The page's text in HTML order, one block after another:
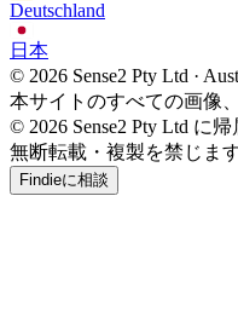
Deutschland
日本
© 2026 Sense2 Pty Ltd ·
本サイトのすべての画像
© 2026 Sense2 Pty Ltd に
無断転載・複製を禁じます
Findieに相談